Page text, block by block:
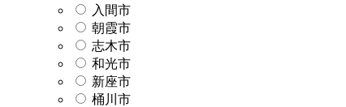
入間市
朝霞市
志木市
和光市
新座市
桶川市